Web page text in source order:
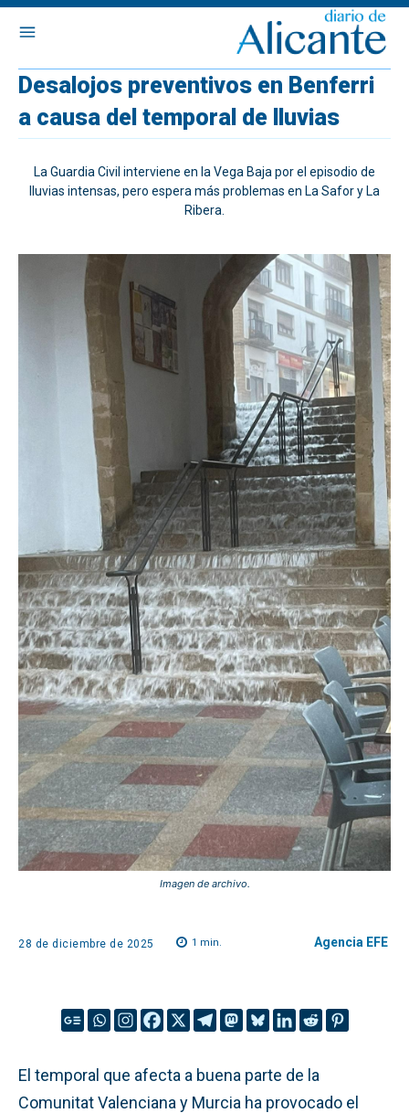
Desalojos preventivos en Benferri
a causa del temporal de lluvias
La Guardia Civil interviene en la Vega Baja por el episodio de
lluvias intensas, pero espera más problemas en La Safor y La
Ribera.
Imagen de archivo.
28 de diciembre de 2025 1 min. Agencia EFE
El temporal que afecta a buena parte de la
Comunitat Valenciana y Murcia ha provocado el